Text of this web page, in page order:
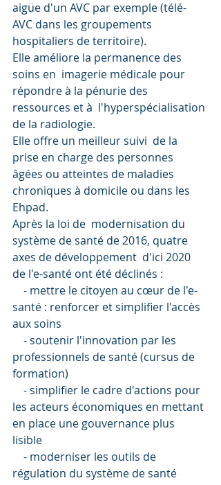
aigüe d'un AVC par exemple (télé-
AVC dans les groupements
hospitaliers de territoire).
Elle améliore la permanence des
soins en  imagerie médicale pour
répondre à la pénurie des
ressources et à  l'hyperspécialisation
de la radiologie.
Elle offre un meilleur suivi  de la
prise en charge des personnes
âgées ou atteintes de maladies
chroniques à domicile ou dans les
Ehpad.
Après la loi de  modernisation du
système de santé de 2016, quatre
axes de développement  d'ici 2020
de l'e-santé ont été déclinés :
- mettre le citoyen au cœur de l'e-
santé : renforcer et simplifier l'accès
aux soins
- soutenir l'innovation par les
professionnels de santé (cursus de
formation)
- simplifier le cadre d'actions pour
les acteurs économiques en mettant
en place une gouvernance plus
lisible
- moderniser les outils de
régulation du système de santé